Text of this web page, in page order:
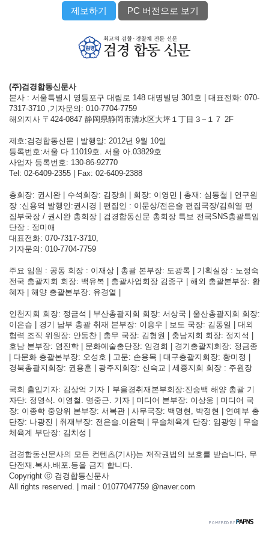
제보하기 PC 버전으로 보기
(주)검경합동신문사
본사 : 서울특별시 영등포구 대림로 148 대명빌딩 301호 | 대표전화: 070-
7317-3710 ,기자문의: 010-7704-7759
해외지사 〒424-0847 静岡県静岡市清水区大坪１丁目３−１７ 2F
제호:검경합동신문 | 발행일: 2012년 9월 10일
등록번호:서울 다 11019호. 서울 아.03829호
사업자 등록번호: 130-86-92770
Tel: 02-6409-2355 | Fax: 02-6409-2388
총회장: 권시완 | 수석회장: 김장희 | 회장: 이영민 | 총재: 심동철 | 연구원
장 :신용억 발행인:권시경 | 편집인 : 이문상/전은술 편집국장/김희열 편
집부국장 / 권시완 총회장 | 검경합동신문 총회장 특보 전국SNS총괄특임
단장 : 정미애
대표전화: 070-7317-3710,
기자문의: 010-7704-7759
주요 임원 : 공동 회장 : 이재상 | 총괄 본부장: 도광록 | 기획실장 : 노정숙
전국 총괄지회 회장: 백유복 | 총괄사업회장 김종구 | 해외 총괄본부장: 황
혜자 | 해양 총괄본부장: 유경열 |
인천지회 회장: 정금석 | 부산총괄지회 회장: 서상국 | 울산총괄지회 회장:
이은습 | 경기 남부 총괄 취재 본부장: 이응우 | 보도 국장: 김동일 | 대외
협력 조직 위원장: 안동찬 | 총무 국장: 김형원 | 충남지회 회장: 정지석 |
호남 본부장: 염진학 | 문화예술총단장: 임경희 | 경기총괄지회장: 정금종
| 다문화 총괄본부장: 오성호 | 고문: 손용목 | 대구총괄지회장: 황미정 |
경북총괄지회장: 권용훈 | 광주지회장: 신숙교 | 세종지회 회장 : 주원장
국회 출입기자: 김상억 기자ㅣ부울경취재본부회장:진승백 해양 총괄 기
자단: 정영식. 이영철. 명중근. 기자 | 미디어 본부장: 이상웅 | 미디어 국
장: 이종학 중앙위 본부장: 서복관 | 사무국장: 백명현, 박정현 | 연예부 총
단장: 나광진 | 취재부장: 전은술.이윤택 | 무술체육계 단장: 임광영 | 무술
체육계 부단장: 김치성 |
검경합동신문사의 모든 컨텐츠(기사)는 저작권법의 보호를 받습니다, 무
단전재.복사.배포.등을 금지 합니다.
Copyright ⓒ 검경합동신문사
All rights reserved. | mail : 01077047759 @naver.com